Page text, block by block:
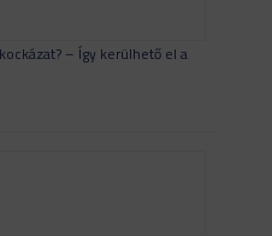
– Így kerülhető el a